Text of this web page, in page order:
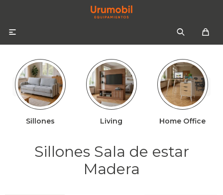

Sillones Living Home Office
Sillones Sala de estar
Madera
Colchones